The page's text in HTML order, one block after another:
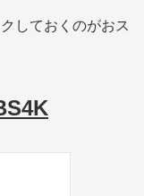
しておくのがおス